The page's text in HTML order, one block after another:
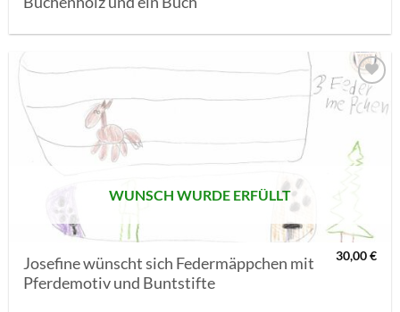
AUF MEINE
MERKLISTE
WUNSCH WURDE ERFÜLLT
Josefine wünscht sich Federmäppchen mit
Pferdemotiv und Buntstifte
30,00€